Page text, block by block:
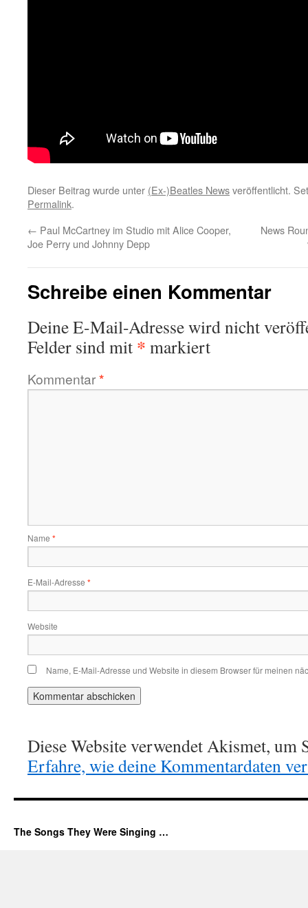
Dieser Beitrag wurde unter (Ex-)Beatles Newsveröffentlicht.
Permalink.
← Paul McCartney im Studio mit Alice Cooper,
Joe Perry und Johnny Depp
News
Schreibe einen Kommentar
Deine E-Mail-Adresse wird nicht
Felder sind mit * markiert
Kommentar*
Name *
E-Mail-Adresse *
Website
Name, E-Mail-Adresse und Website in diesem Browser für meinen
Diese Website verwendet Akismet, um
Erfahre, wie deine Kommentardaten
The Songs They Were Singing …